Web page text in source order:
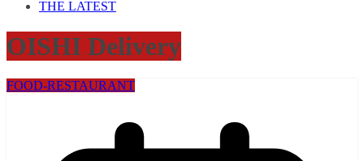
THE LATEST
OISHI Delivery
FOOD-RESTAURANT